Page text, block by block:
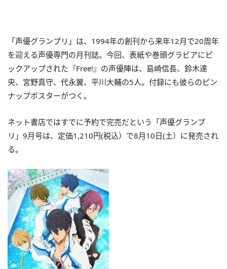
「声優グランプリ」は、1994年の創刊から来年12月で20周年
を迎える声優専門の月刊誌。今回、表紙や巻頭グラビアにピ
ックアップされた『Free!』の声優陣は、島崎信長、鈴木達
央、宮野真守、代永翼、平川大輔の5人。付録にも彼らのピン
ナップポスターがつく。
ネット書店ではすでに予約で完売だという「声優グランプ
リ」9月号は、定価1,210円(税込）で8月10日(土）に発売され
る。